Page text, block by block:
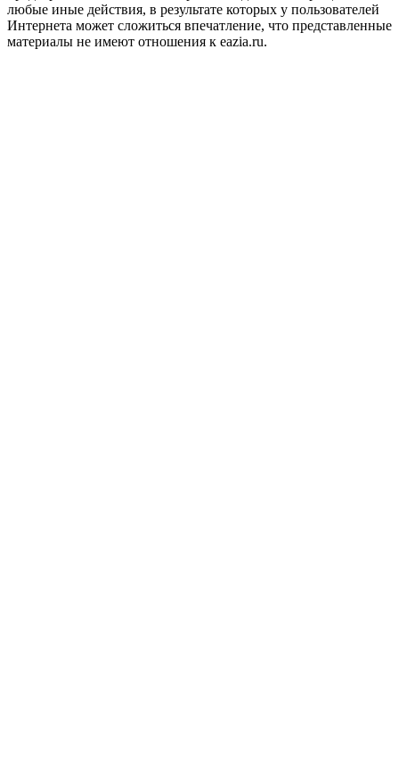
любые иные действия, в результате которых у пользователей
Интернета может сложиться впечатление, что представленные
материалы не имеют отношения к eazia.ru.